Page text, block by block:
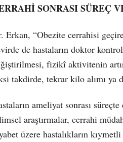
SONRASI SÜREÇ
Erkan, “Obezite cerrahisi
de hastaların doktor
fizikî aktivitenin
takdirde, tekrar kilo alımı ya
ameliyat sonrası
araştırmalar, cerrahi
üzere hastalıkların